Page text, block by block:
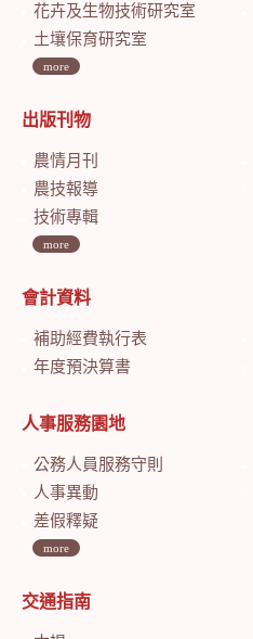
花卉及生物技術研究室
土壤保育研究室
more
出版刊物
農情月刊
農技報導
技術專輯
more
會計資料
補助經費執行表
年度預決算書
人事服務園地
公務人員服務守則
人事異動
差假釋疑
more
交通指南